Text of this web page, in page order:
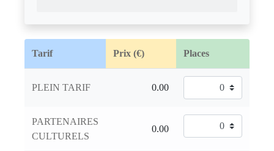
Tarif Prix (€) Places
PLEIN TARIF
PARTENAIRES
CULTURELS